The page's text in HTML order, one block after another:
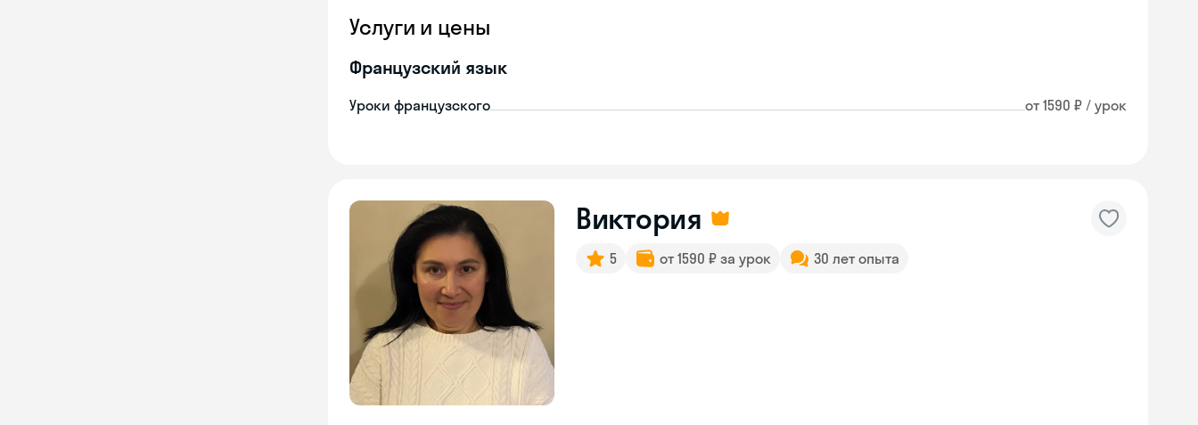
Услуги и цены
Французский язык
Уроки французского от 1590 ₽ / урок
Виктория
5 от 1590 ₽ за урок 30 лет опыта